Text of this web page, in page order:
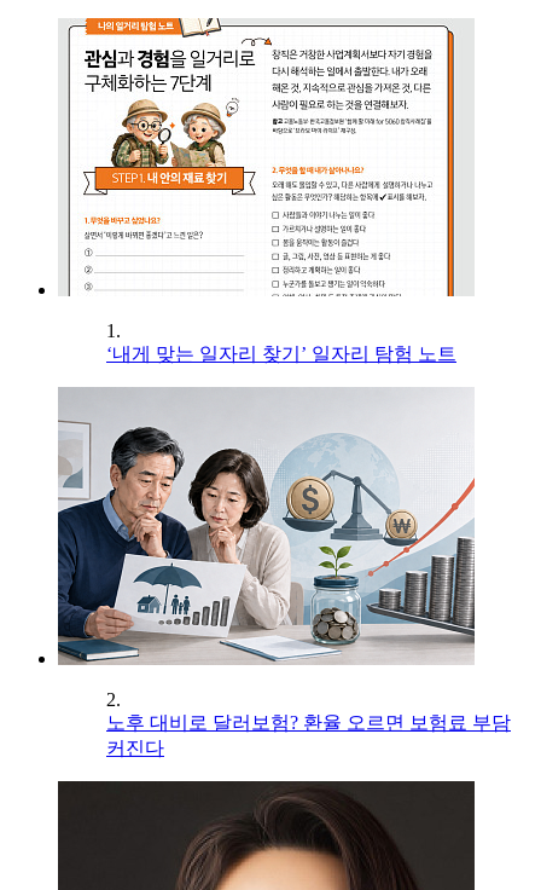
1.
‘내게 맞는 일자리 찾기’ 일자리 탐험 노트
2.
노후 대비로 달러보험? 환율 오르면 보험료 부담
커진다